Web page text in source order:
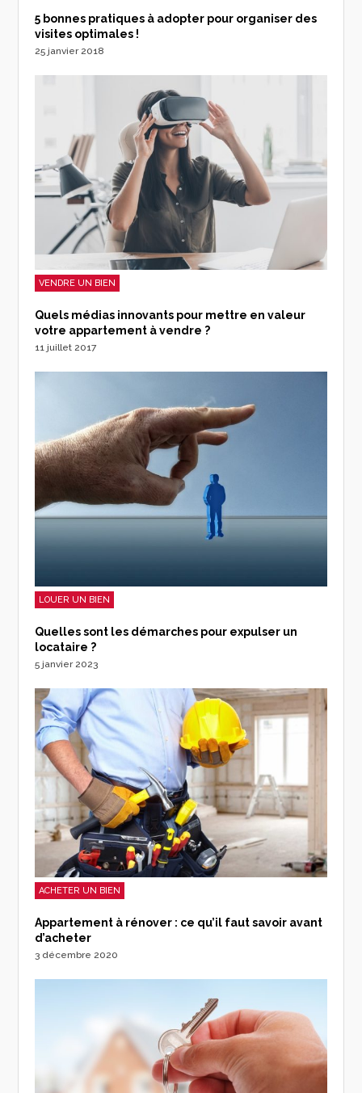
5 bonnes pratiques à adopter pour organiser des
visites optimales !
25 janvier 2018
VENDRE UN BIEN
Quels médias innovants pour mettre en valeur
votre appartement à vendre ?
11 juillet 2017
LOUER UN BIEN
Quelles sont les démarches pour expulser un
locataire ?
5 janvier 2023
ACHETER UN BIEN
Appartement à rénover : ce qu’il faut savoir avant
d’acheter
3 décembre 2020